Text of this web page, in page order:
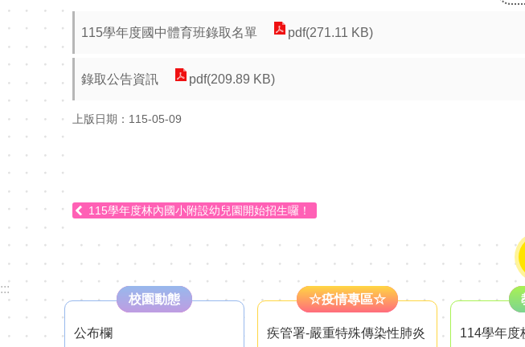
115學年度國中體育班錄取名單 pdf(271.11 KB)
錄取公告資訊 pdf(209.89 KB)
上版日期：115-05-09
115學年度林內國小附設幼兒園開始招生囉！
:::
校園動態
公布欄
☆疫情專區☆
疾管署-嚴重特殊傳染性肺炎
114學年度